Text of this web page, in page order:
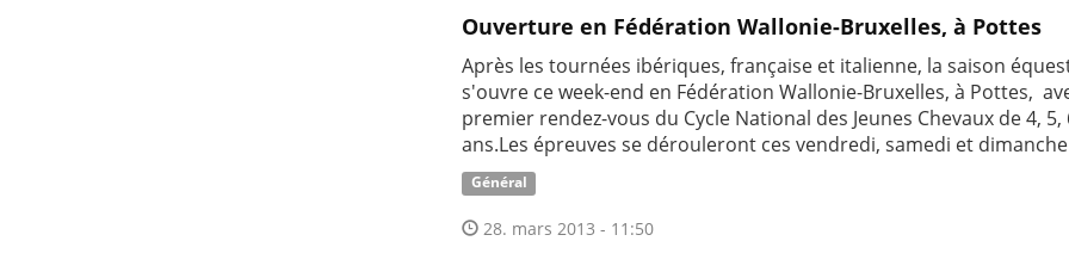
Ouverture en Fédération Wallonie-Bruxelles, à Pottes
Après les tournées ibériques, française et italienne, la saison
s'ouvre ce week-end en Fédération Wallonie-Bruxelles, à Pottes,
premier rendez-vous du Cycle National des Jeunes Chevaux de 4, 5,
ans.Les épreuves se dérouleront ces vendredi, samedi et dimanche
Général
28. mars 2013 - 11:50